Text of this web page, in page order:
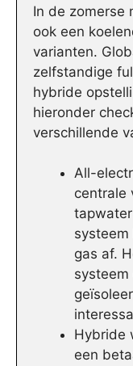
In de zomerse
ook een
varianten.
zelfstandige
hybride
hieronder
verschillende
All-
centrale
gas af.
Hybride
een